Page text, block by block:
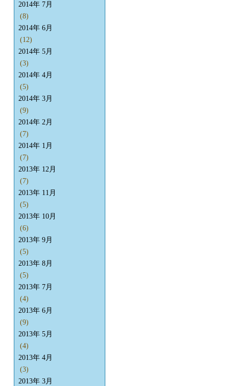
2014年 7月
(8)
2014年 6月
(12)
2014年 5月
(3)
2014年 4月
(5)
2014年 3月
(9)
2014年 2月
(7)
2014年 1月
(7)
2013年 12月
(7)
2013年 11月
(5)
2013年 10月
(6)
2013年 9月
(5)
2013年 8月
(5)
2013年 7月
(4)
2013年 6月
(9)
2013年 5月
(4)
2013年 4月
(3)
2013年 3月